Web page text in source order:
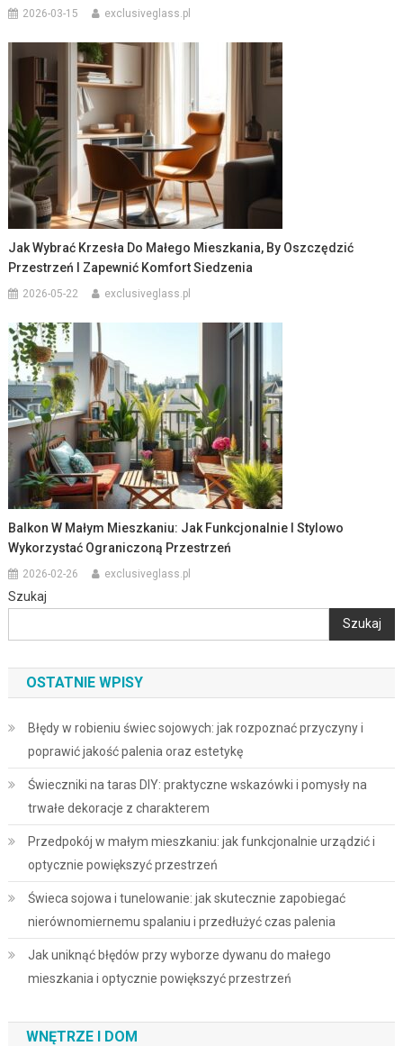
2026-03-15 exclusiveglass.pl
Jak Wybrać Krzesła Do Małego Mieszkania, By Oszczędzić
Przestrzeń I Zapewnić Komfort Siedzenia
2026-05-22 exclusiveglass.pl
Balkon W Małym Mieszkaniu: Jak Funkcjonalnie I Stylowo
Wykorzystać Ograniczoną Przestrzeń
2026-02-26 exclusiveglass.pl
Szukaj
Szukaj
OSTATNIE WPISY
Błędy w robieniu świec sojowych: jak rozpoznać przyczyny i
poprawić jakość palenia oraz estetykę
Świeczniki na taras DIY: praktyczne wskazówki i pomysły na
trwałe dekoracje z charakterem
Przedpokój w małym mieszkaniu: jak funkcjonalnie urządzić i
optycznie powiększyć przestrzeń
Świeca sojowa i tunelowanie: jak skutecznie zapobiegać
nierównomiernemu spalaniu i przedłużyć czas palenia
Jak uniknąć błędów przy wyborze dywanu do małego
mieszkania i optycznie powiększyć przestrzeń
WNĘTRZE I DOM